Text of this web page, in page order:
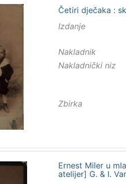
Četiri dječaka :
Izdanje
Nakladnik
Nakladnički niz
Zbirka
Ernest Miler u
atelijer] G. & I.